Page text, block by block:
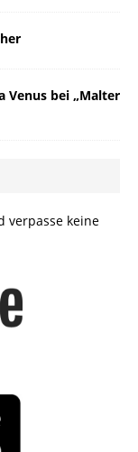
Venus bei „Malter
verpasse keine